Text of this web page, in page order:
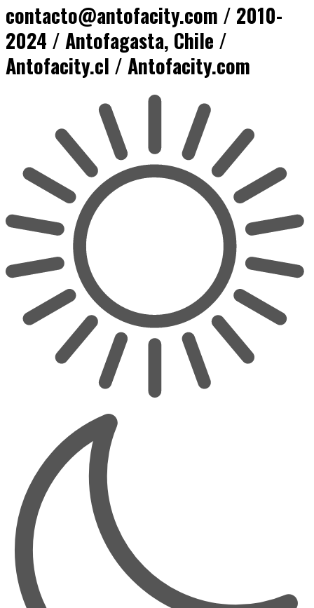
contacto@antofacity.com / 2010-
2024 / Antofagasta, Chile /
Antofacity.cl / Antofacity.com